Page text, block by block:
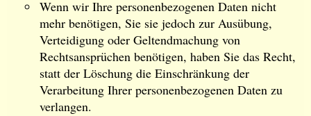
Wenn wir Ihre personenbezogenen Daten nicht
mehr benötigen, Sie sie jedoch zur Ausübung,
Verteidigung oder Geltendmachung von
Rechtsansprüchen benötigen, haben Sie das Recht,
statt der Löschung die Einschränkung der
Verarbeitung Ihrer personenbezogenen Daten zu
verlangen.